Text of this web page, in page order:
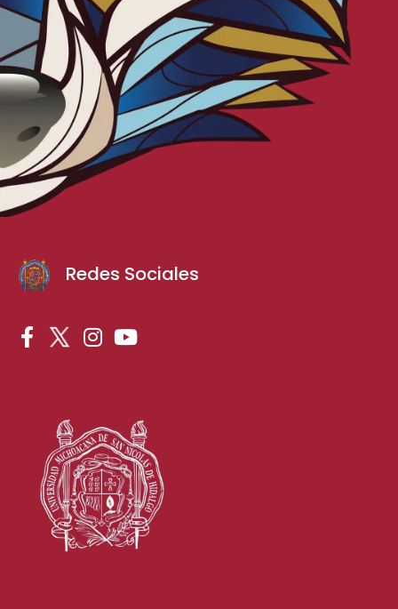
Redes Sociales